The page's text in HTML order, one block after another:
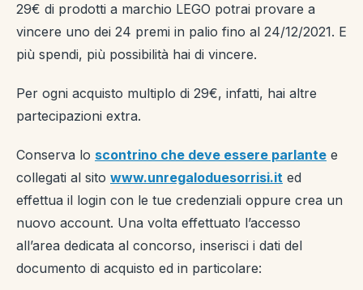
29€ di prodotti a marchio LEGO potrai provare a
vincere uno dei 24 premi in palio fino al 24/12/2021. E
più spendi, più possibilità hai di vincere.
Per ogni acquisto multiplo di 29€, infatti, hai altre
partecipazioni extra.
Conserva lo scontrino che deve essere parlante e
collegati al sito www.unregaloduesorrisi.it ed
effettua il login con le tue credenziali oppure crea un
nuovo account. Una volta effettuato l’accesso
all’area dedicata al concorso, inserisci i dati del
documento di acquisto ed in particolare: